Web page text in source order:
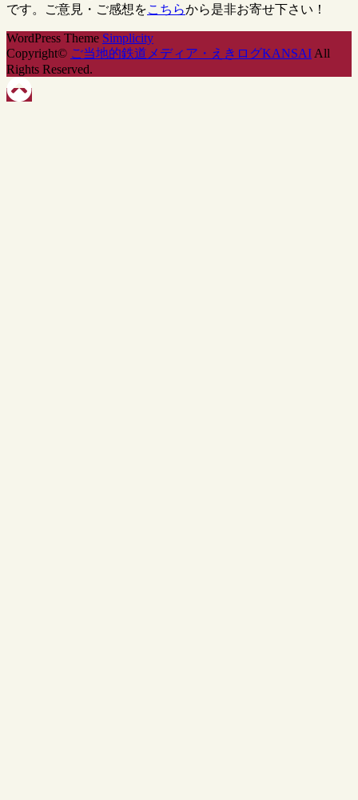
です。ご意見・ご感想をこちらから是非お寄せ下さい！
WordPress Theme Simplicity
Copyright© ご当地的鉄道メディア・えきログKANSAI All
Rights Reserved.